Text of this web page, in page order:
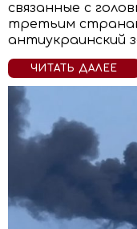
связанные с
третьим
антиукраинский
ЧИТАТЬ ДАЛЕЕ